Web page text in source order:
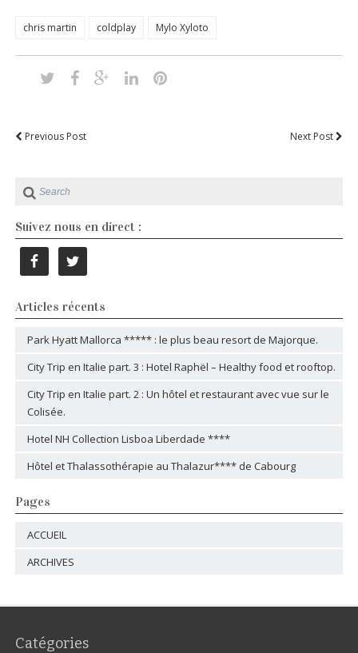
chris martin coldplay Mylo Xyloto
Previous Post Next Post
Suivez nous en direct :
Articles récents
Park Hyatt Mallorca ***** : le plus beau resort de Majorque.
City Trip en Italie part. 3 : Hotel Raphël – Healthy food et rooftop.
City Trip en Italie part. 2 : Un hôtel et restaurant avec vue sur le
Colisée.
Hotel NH Collection Lisboa Liberdade ****
Hôtel et Thalassothérapie au Thalazur**** de Cabourg
Pages
ACCUEIL
ARCHIVES
Catégories